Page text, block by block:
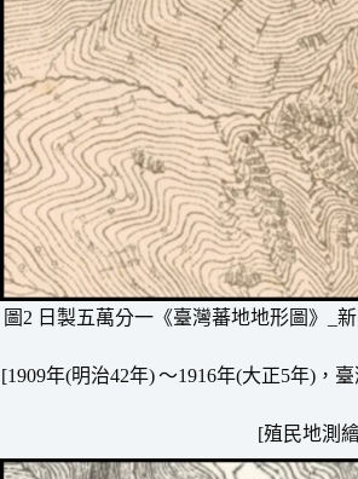
圖2 日製五萬分一《臺灣蕃地地形圖》_
[1909年(明治42年) 〜1916年(大正5年)，
[殖民地測